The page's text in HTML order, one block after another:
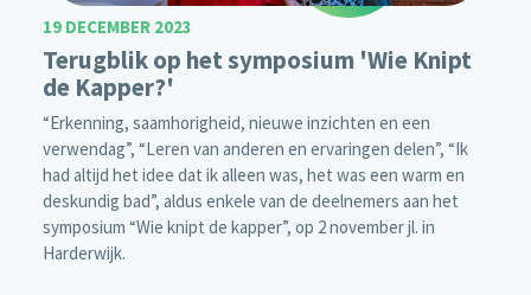
19 DECEMBER 2023
Terugblik op het symposium 'Wie Knipt
de Kapper?'
“Erkenning, saamhorigheid, nieuwe inzichten en een
verwendag”, “Leren van anderen en ervaringen delen”, “Ik
had altijd het idee dat ik alleen was, het was een warm en
deskundig bad”, aldus enkele van de deelnemers aan het
symposium “Wie knipt de kapper”, op 2 november jl. in
Harderwijk.